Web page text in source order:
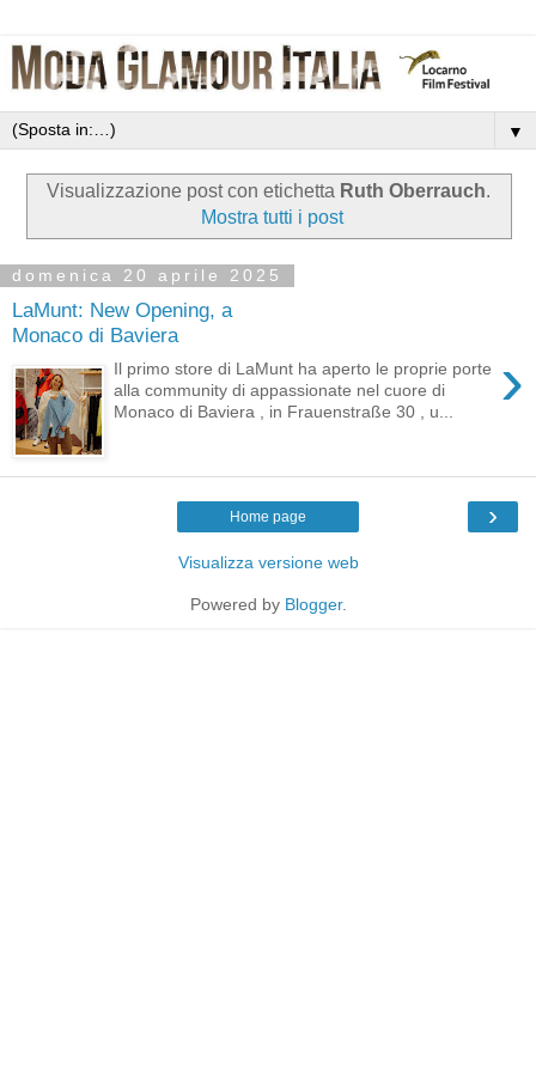
▼
Visualizzazione post con etichetta Ruth Oberrauch.
Mostra tutti i post
domenica 20 aprile 2025
LaMunt: New Opening, a
Monaco di Baviera
›
Il primo store di LaMunt ha aperto le proprie porte
alla community di appassionate nel cuore di
Monaco di Baviera , in Frauenstraße 30 , u...
›
Home page
Visualizza versione web
Powered by Blogger.